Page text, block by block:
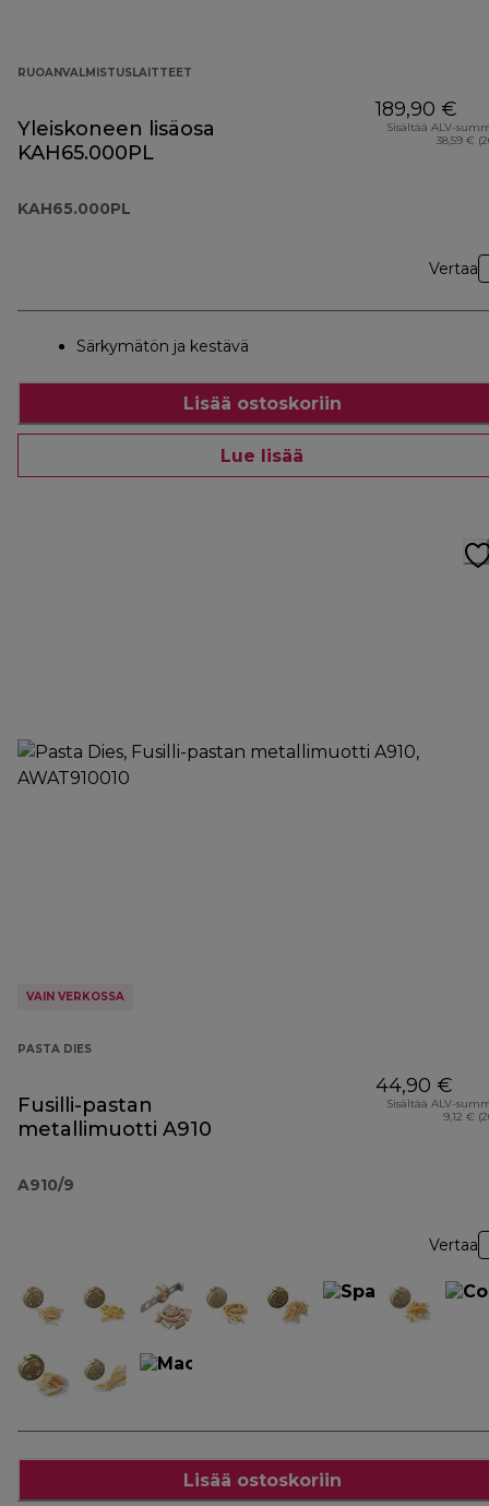
RUOANVALMISTUSLAITTEET
Yleiskoneen lisäosa
KAH65.000PL
KAH65.000PL
189,90 €
Sisältää ALV-
38,59 €
Vertaa
Särkymätön ja kestävä
Lisää ostoskoriin
Lue lisää
VAIN VERKOSSA
PASTA DIES
Fusilli-pastan
metallimuotti A910
A910/9
44,90 €
Sisältää ALV-
9,12 €
Vertaa
Lisää ostoskoriin